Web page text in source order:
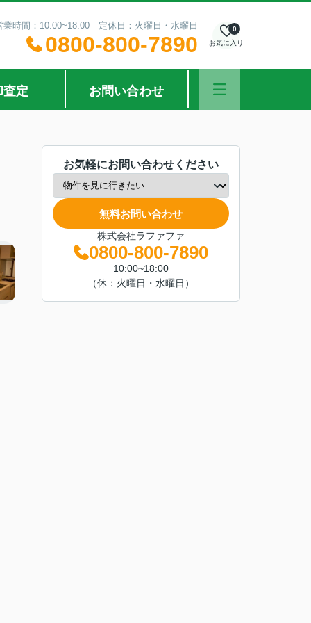
業時間：10:00~18:00 定休日：火曜日・水曜日
0800-800-7890 お気に入り
0
査定 お問い合わせ
お気軽にお問い合わせください
無料お問い合わせ
株式会社ラファファ
0800-800-7890
10:00~18:00
（休：火曜日・水曜日）